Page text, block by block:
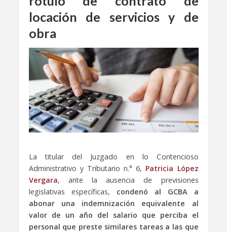
locación de servicios y de
obra
La titular del Juzgado en lo Contencioso
Administrativo y Tributario n.° 6, Patricia López
Vergara, ante la ausencia de previsiones
legislativas específicas, condenó al GCBA a
abonar una indemnización equivalente al
valor de un año del salario que perciba el
personal que preste similares tareas a las que